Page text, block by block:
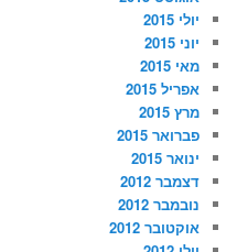
יולי 2015
יוני 2015
מאי 2015
אפריל 2015
מרץ 2015
פברואר 2015
ינואר 2015
דצמבר 2012
נובמבר 2012
אוקטובר 2012